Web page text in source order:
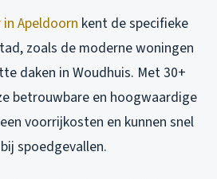
Apeldoorn kent de specifieke
zoals de moderne woningen
daken in Woudhuis. Met 30+
betrouwbare en hoogwaardige
voorrijkosten en kunnen snel
spoedgevallen.